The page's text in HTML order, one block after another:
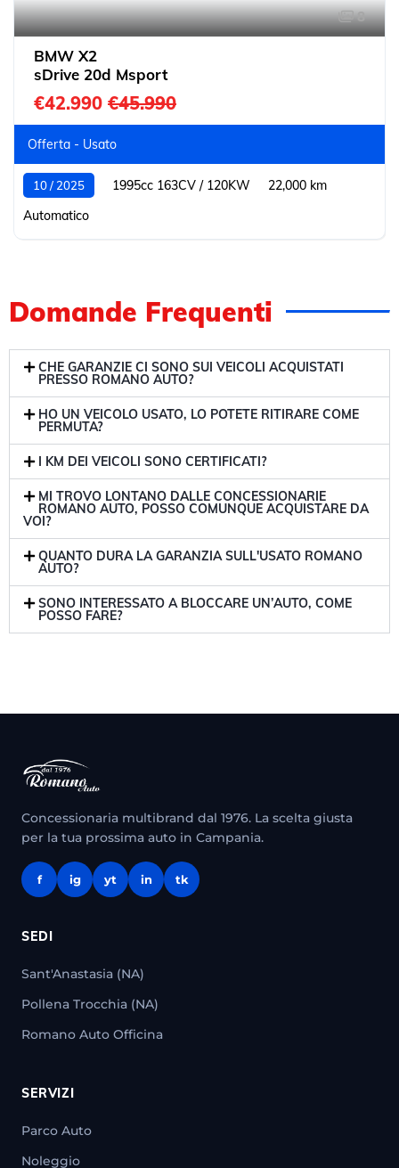
8
BMW X2
sDrive 20d Msport
€42.990 €45.990
Offerta - Usato
10 / 2025 1995cc 163CV / 120KW
22,000 km
Automatico
Domande Frequenti
CHE GARANZIE CI SONO SUI VEICOLI ACQUISTATI
PRESSO ROMANO AUTO?
HO UN VEICOLO USATO, LO POTETE RITIRARE COME
PERMUTA?
I KM DEI VEICOLI SONO CERTIFICATI?
MI TROVO LONTANO DALLE CONCESSIONARIE
ROMANO AUTO, POSSO COMUNQUE ACQUISTARE DA
VOI?
QUANTO DURA LA GARANZIA SULL'USATO ROMANO
AUTO?
SONO INTERESSATO A BLOCCARE UN’AUTO, COME
POSSO FARE?
Concessionaria multibrand dal 1976. La scelta giusta
per la tua prossima auto in Campania.
f ig yt in tk
SEDI
Sant'Anastasia (NA)
Pollena Trocchia (NA)
Romano Auto Officina
SERVIZI
Parco Auto
Noleggio